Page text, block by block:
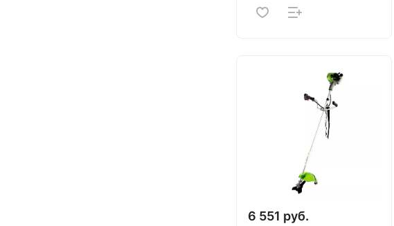
6 551 руб.